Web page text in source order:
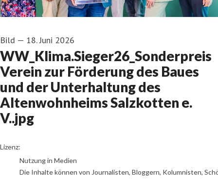
Bild — 18. Juni 2026
WW_Klima.Sieger26_Sonderpreis
Verein zur Förderung des Baues
und der Unterhaltung des
Altenwohnheims Salzkotten e.
V..jpg
go to media item
Lizenz:
Nutzung in Medien
Die Inhalte können von Journalisten, Bloggern, Kolumnisten,